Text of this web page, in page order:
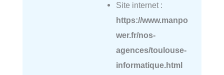
Site internet :
https://www.manpo
wer.fr/nos-
agences/toulouse-
informatique.html